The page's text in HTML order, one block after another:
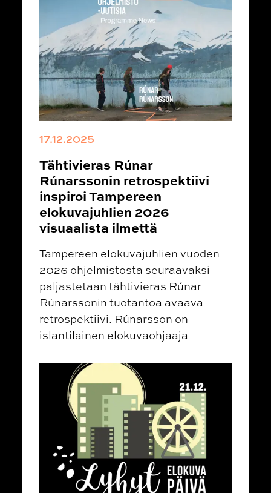
17.12.2025
Tähtivieras Rúnar
Rúnarssonin retrospektiivi
inspiroi Tampereen
elokuvajuhlien 2026
visuaalista ilmettä
Tampereen elokuvajuhlien vuoden
2026 ohjelmistosta seuraavaksi
paljastetaan tähtivieras Rúnar
Rúnarssonin tuotantoa avaava
retrospektiivi. Rúnarsson on
islantilainen elokuvaohjaaja